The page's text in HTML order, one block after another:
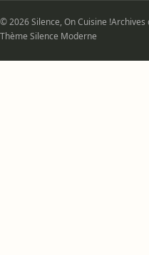
© 2026 Silence, On Cuisine !Archives
Thème Silence Moderne